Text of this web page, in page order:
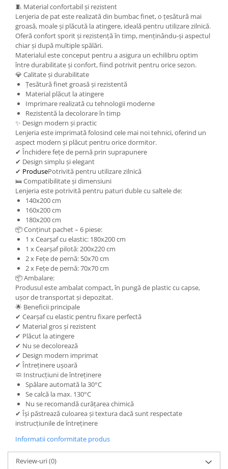
🧵 Material confortabil și rezistent
Lenjeria de pat este realizată din bumbac finet, o țesătură mai
groasă, moale și plăcută la atingere, ideală pentru utilizare zilnică.
Oferă confort sporit și rezistență în timp, menținându-și aspectul
chiar și după multiple spălări.
Materialul este conceput pentru a asigura un echilibru optim
între durabilitate și confort, fiind potrivit pentru orice sezon.
💎 Calitate și durabilitate
Țesătură finet groasă și rezistentă
Material plăcut la atingere
Imprimare realizată cu tehnologii moderne
Rezistentă la decolorare în timp
✨ Design modern și practic
Lenjeria este imprimată folosind cele mai noi tehnici, oferind un
aspect modern și plăcut pentru orice dormitor.
✔ Închidere fețe de pernă prin suprapunere
✔ Design simplu și elegant
✔ ProdusePotrivită pentru utilizare zilnică
🛌 Compatibilitate și dimensiuni
Lenjeria este potrivită pentru paturi duble cu saltele de:
140x200 cm
160x200 cm
180x200 cm
📦 Conținut pachet – 6 piese:
1 x Cearșaf cu elastic: 180x200 cm
1 x Cearșaf pilotă: 200x220 cm
2 x Fețe de pernă: 50x70 cm
2 x Fețe de pernă: 70x70 cm
📦 Ambalare:
Produsul este ambalat compact, în pungă de plastic cu capse,
ușor de transportat și depozitat.
🌟 Beneficii principale
✔ Cearșaf cu elastic pentru fixare perfectă
✔ Material gros și rezistent
✔ Plăcut la atingere
✔ Nu se decolorează
✔ Design modern imprimat
✔ Întreținere ușoară
🧼 Instrucțiuni de întreținere
Spălare automată la 30°C
Se calcă la max. 130°C
Nu se recomandă curățarea chimică
✔ Își păstrează culoarea și textura dacă sunt respectate
instrucțiunile de întreținere
Informatii conformitate produs
Review-uri(0)